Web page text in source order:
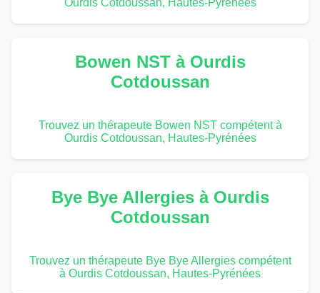
Bowen NST à Ourdis
Cotdoussan
Trouvez un thérapeute Bowen NST compétent à
Ourdis Cotdoussan, Hautes-Pyrénées
Bye Bye Allergies à Ourdis
Cotdoussan
Trouvez un thérapeute Bye Bye Allergies compétent
à Ourdis Cotdoussan, Hautes-Pyrénées